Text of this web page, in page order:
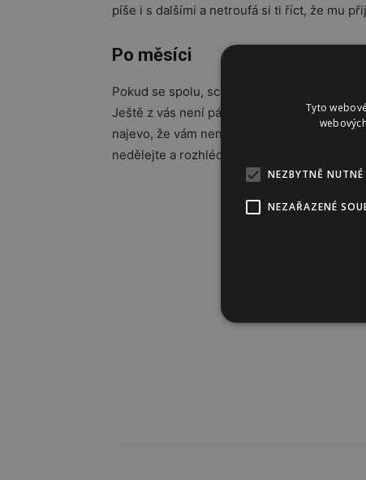
píše i s dalšími a netroufá si ti říct, že mu
Po měsíci
Pokud se spolu, scházíte a on se kvůli vám
Ještě z vás není pár, i když jste ho už
najevo, že vám není lhostejný? Tak možná
nedělejte a rozhlédněte se po jiných, tady
Tyto
NEZBYTNĚ NUTNÉ
NEZAŘAZENÉ